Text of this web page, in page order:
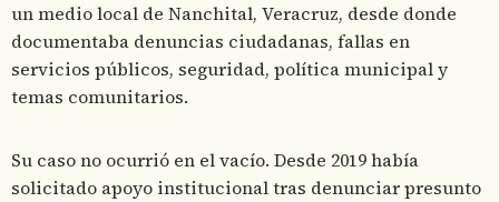
un medio local de Nanchital, Veracruz, desde donde
documentaba denuncias ciudadanas, fallas en
servicios públicos, seguridad, política municipal y
temas comunitarios.
Su caso no ocurrió en el vacío. Desde 2019 había
solicitado apoyo institucional tras denunciar presunto